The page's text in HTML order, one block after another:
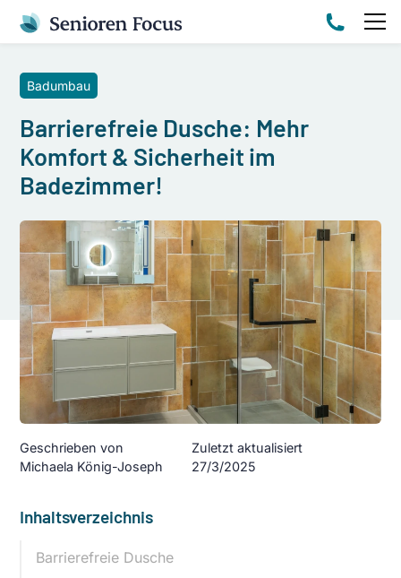
Badumbau
Barrierefreie Dusche: Mehr
Komfort & Sicherheit im
Badezimmer!
Geschrieben von
Michaela König-Joseph
Zuletzt aktualisiert
27/3/2025
Inhaltsverzeichnis
Barrierefreie Dusche